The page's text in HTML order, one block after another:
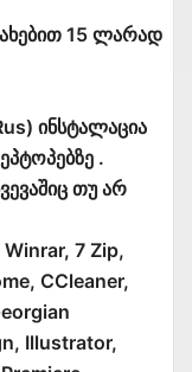
15 ლარად
ინსტალაცია
.
თუ არ
7 Zip,
CCleaner,
Illustrator,